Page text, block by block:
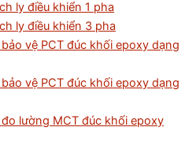
ly điều khiển 1 pha
ly điều khiển 3 pha
vệ PCT đúc khối epoxy dạng
vệ PCT đúc khối epoxy dạng
lường MCT đúc khối epoxy